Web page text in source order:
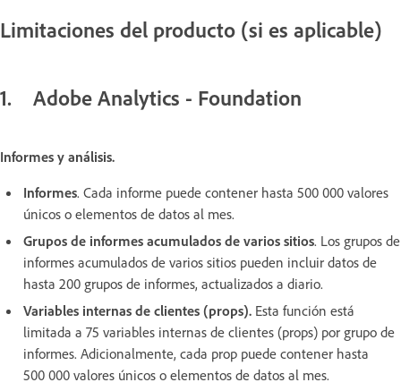
Limitaciones del producto (si es aplicable)
1. Adobe Analytics - Foundation
Informes y análisis.
Informes. Cada informe puede contener hasta 500 000 valores
únicos o elementos de datos al mes.
Grupos de informes acumulados de varios sitios. Los grupos de
informes acumulados de varios sitios pueden incluir datos de
hasta 200 grupos de informes, actualizados a diario.
Variables internas de clientes (props). Esta función está
limitada a 75 variables internas de clientes (props) por grupo de
informes. Adicionalmente, cada prop puede contener hasta
500 000 valores únicos o elementos de datos al mes.